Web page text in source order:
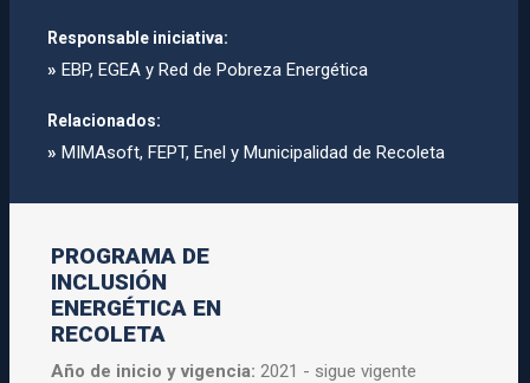
Responsable iniciativa:
» EBP, EGEA y Red de Pobreza Energética
Relacionados:
» MIMAsoft, FEPT, Enel y Municipalidad de Recoleta
PROGRAMA DE
INCLUSIÓN
ENERGÉTICA EN
RECOLETA
Año de inicio y vigencia:2021 - sigue vigente